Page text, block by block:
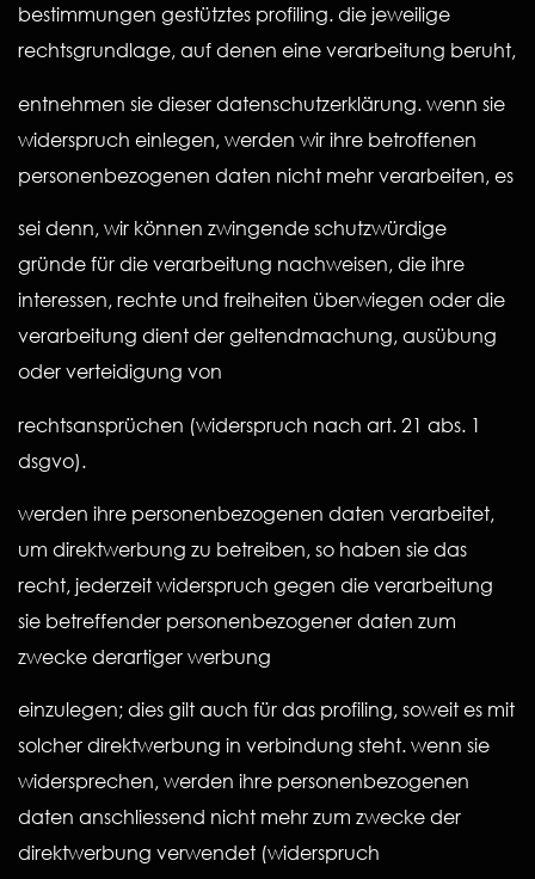
bestimmungen gestütztes profiling. die jeweilige
rechtsgrundlage, auf denen eine verarbeitung beruht,
entnehmen sie dieser datenschutzerklärung. wenn sie
widerspruch einlegen, werden wir ihre betroffenen
personenbezogenen daten nicht mehr verarbeiten, es
sei denn, wir können zwingende schutzwürdige
gründe für die verarbeitung nachweisen, die ihre
interessen, rechte und freiheiten überwiegen oder die
verarbeitung dient der geltendmachung, ausübung
oder verteidigung von
rechtsansprüchen (widerspruch nach art. 21 abs. 1
dsgvo).
werden ihre personenbezogenen daten verarbeitet,
um direktwerbung zu betreiben, so haben sie das
recht, jederzeit widerspruch gegen die verarbeitung
sie betreffender personenbezogener daten zum
zwecke derartiger werbung
einzulegen; dies gilt auch für das profiling, soweit es mit
solcher direktwerbung in verbindung steht. wenn sie
widersprechen, werden ihre personenbezogenen
daten anschliessend nicht mehr zum zwecke der
direktwerbung verwendet (widerspruch